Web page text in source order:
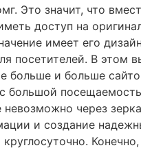
Это значит, что
доступ на
имеет его
посетителей. В этом
больше и больше
большой
через
и создание